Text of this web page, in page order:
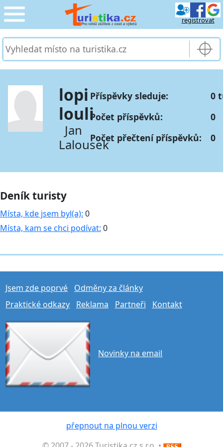
registrovat
CESTOVÁNÍ
SLUŽBY & DOPRAVA ›
PRO TURISTY ›
MOJE TURISTIKA
lopi
louli
Jan
Lalousek
Příspěvky sleduje:
0
Počet příspěvků:
0
Počet přečtení příspěvků:
0
Deník turisty
Místa, kde jsem byl(a): 0
Místa, kam se chci podívat: 0
Jsem zde poprvé
Odměny za články
Praktické odkazy
Reklama Partneři Kontakt
Novinky na email
přepnout na plnou verzi